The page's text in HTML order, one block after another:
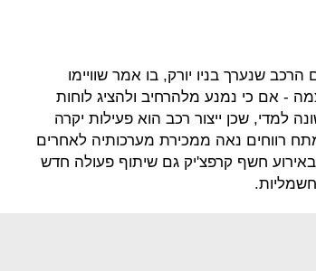
שנערך בניו יורק, בו אמר שוויימו
- אם כי נמנע מלהרחיב ולהציג לוחות
למדי, שכן ייצור רכב הוא פעילות יקרה
רווחים נאה ממכירת מערכותיה לאחרים
חשף קרפצ'יק גם שיתוף פעולה חדש
חשמליות.